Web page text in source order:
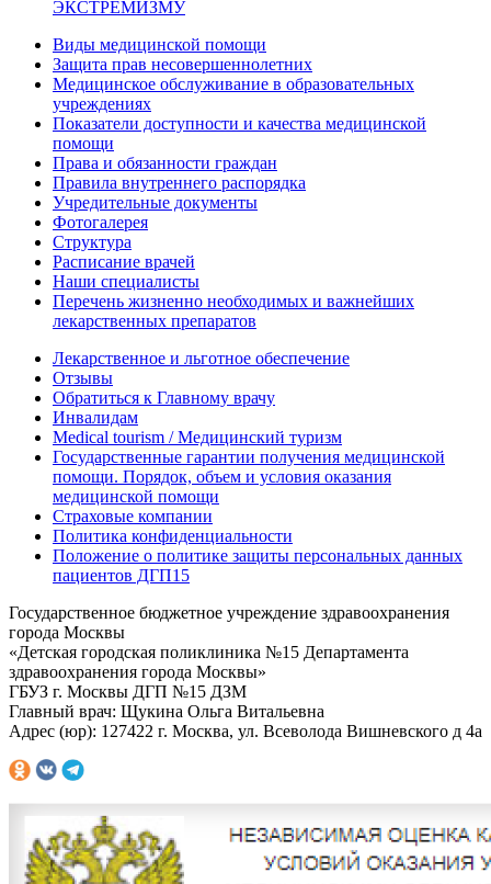
ЭКСТРЕМИЗМУ
Виды медицинской помощи
Защита прав несовершеннолетних
Медицинское обслуживание в образовательных
учреждениях
Показатели доступности и качества медицинской
помощи
Права и обязанности граждан
Правила внутреннего распорядка
Учредительные документы
Фотогалерея
Структура
Расписание врачей
Наши специалисты
Перечень жизненно необходимых и важнейших
лекарственных препаратов
Лекарственное и льготное обеспечение
Отзывы
Обратиться к Главному врачу
Инвалидам
Medical tourism / Медицинский туризм
Государственные гарантии получения медицинской
помощи. Порядок, объем и условия оказания
медицинской помощи
Страховые компании
Политика конфиденциальности
Положение о политике защиты персональных данных
пациентов ДГП15
Государственное бюджетное учреждение здравоохранения
города Москвы
«Детская городская поликлиника №15 Департамента
здравоохранения города Москвы»
ГБУЗ г. Москвы ДГП №15 ДЗМ
Главный врач: Щукина Ольга Витальевна
Адрес (юр): 127422 г. Москва, ул. Всеволода Вишневского д 4а